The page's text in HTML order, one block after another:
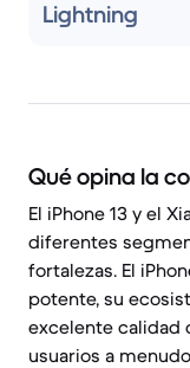
Lightning
Qué opina la
El iPhone 13 y el
diferentes
fortalezas. El
potente, su
excelente calidad
usuarios a